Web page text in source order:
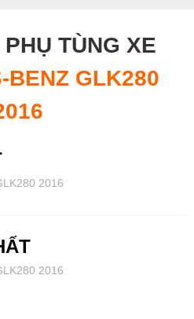
TÙNG XE
BENZ GLK280
2016
2016